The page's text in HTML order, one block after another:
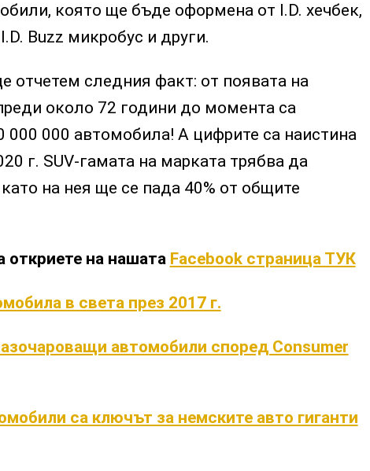
която ще бъде оформена от I.D. хечбек,
Buzz микробус и други.
отчетем следния факт: от появата на
около 72 години до момента са
000 000 автомобила! А цифрите са наистина
г. SUV-гамата на марката трябва да
на нея ще се пада 40% от общите
на нашата Facebook страница ТУК
в света през 2017 г.
автомобили според Consumer
са ключът за немските авто гиганти